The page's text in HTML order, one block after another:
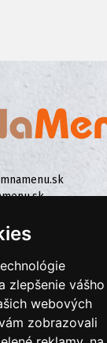
zlepšenie vášho
webových
zobrazovali
ZÓNY